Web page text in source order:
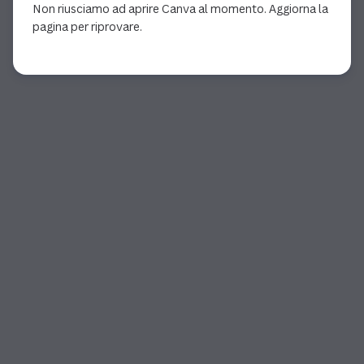
Non riusciamo ad aprire Canva al momento. Aggiorna la
pagina per riprovare.